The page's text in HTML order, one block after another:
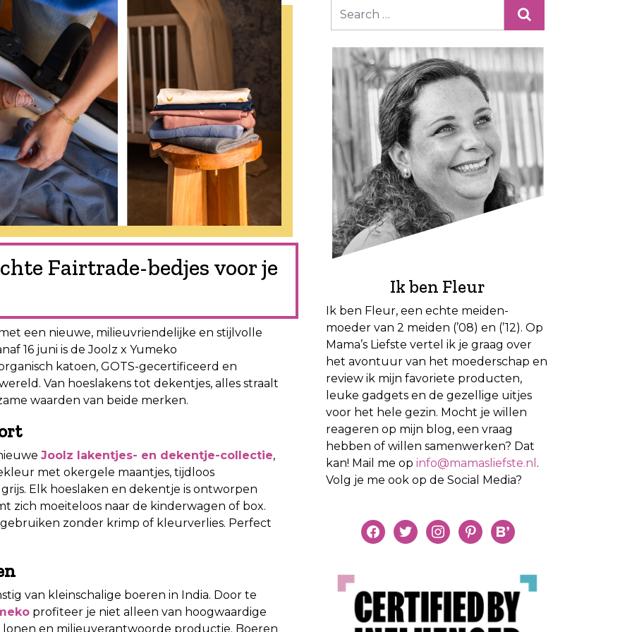
Fairtrade-bedjes voor je
een nieuwe, milieuvriendelijke en stijlvolle
16 juni is de Joolz x Yumeko
katoen, GOTS-gecertificeerd en
Van hoeslakens tot dekentjes, alles straalt
waarden van beide merken.
Joolz lakentjes- en dekentje-collectie,
met okergele maantjes, tijdloos
Elk hoeslaken en dekentje is ontworpen
zich moeiteloos naar de kinderwagen of box.
zonder krimp of kleurverlies. Perfect
van kleinschalige boeren in India. Door te
profiteer je niet alleen van hoogwaardige
en milieuverantwoorde productie. Boeren
Ik ben Fleur
Ik ben Fleur, een echte meiden-
moeder van 2 meiden (’08) en (’12). Op
Mama’s Liefste vertel ik je graag over
het avontuur van het moederschap en
review ik mijn favoriete producten,
leuke gadgets en de gezellige uitjes
voor het hele gezin. Mocht je willen
reageren op mijn blog, een vraag
hebben of willen samenwerken? Dat
kan! Mail me op info@mamasliefste.nl .
Volg je me ook op de Social Media?
facebooktwitterinstagrampinterestbloglovin